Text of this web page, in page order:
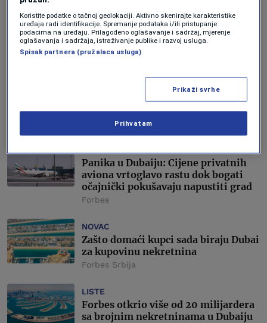
Umjesto u Dubai, ultrabogataši se
sada sele u jedan evropski grad
Forbes BiH
Tržište nekretnina na udaru: Iranski
napadi stavili UAE pred najveći test
do sada
Vedran Drljević
Panika u Dubaiju: Cijene privatnih
aviona vrtoglavo rastu dok bogati
očajnički pokušavaju napustiti grad
Forbes
NOVAC
Zašto domaći kupci sada biraju Dubai
za kupovinu nekretnina
Forbes Srbija
LISTE
Forbes otkrio više od 20 milijardera
sa brojnim nekretninama u Dubaiju
Koristite podatke o tačnoj geolokaciji. Aktivno skenirajte karakteristike
uređaja radi identifikacije. Spremanje podataka i/ili pristupanje
podacima na uređaju. Prilagođeno oglašavanje i sadržaj, mjerenje
oglašavanja i sadržaja, istraživanje publike i razvoj usluga.
Spisak partnera (pružalaca usluga)
Prikaži svrhe
Prihvatam